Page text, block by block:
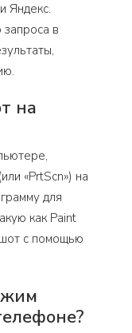
Яндекс.
в
на
«PrtScn») на
для
как Paint
с помощью